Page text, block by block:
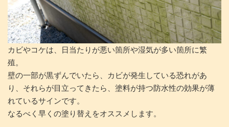
カビやコケは、日当たりが悪い箇所や湿気が多い箇所に繁
殖。
壁の一部が黒ずんでいたら、カビが発生している恐れがあ
り、それらが目立ってきたら、塗料が持つ防水性の効果が薄
れているサインです。
なるべく早くの塗り替えをオススメします。